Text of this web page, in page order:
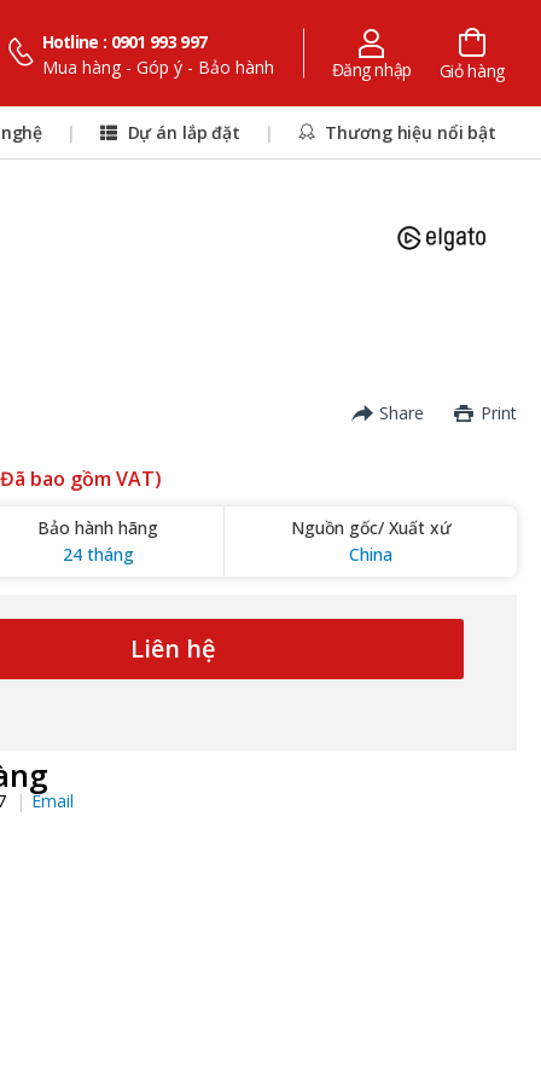
Hotline : 0901 993 997
Mua hàng - Góp ý - Bảo hành
Đăng nhập Giỏ hàng
| Dự án lắp đặt | Thương hiệu nổi bật
Share Print
bao gồm VAT)
Bảo hành hãng
24 tháng
Nguồn gốc/ Xuất xứ
China
Liên hệ
Email